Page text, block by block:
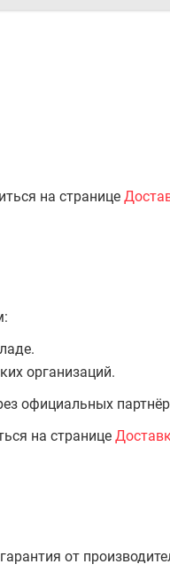
на странице
организаций.
официальных
на странице
от